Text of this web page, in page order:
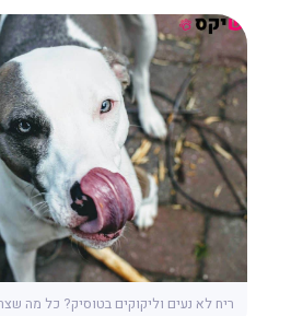
ריח לא נעים וליקוקים בטוסיק? כל מה